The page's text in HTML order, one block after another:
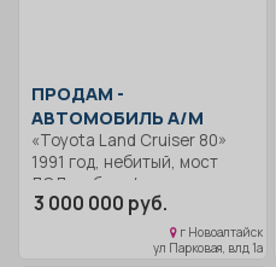
ПРОДАМ -
АВТОМОБИЛЬ А/М
«Toyota Land Cruiser 80»
1991 год, небитый, мост
ЛСД, хабы, с/с, люк,
двигатель 1 НДТ турбо, мех.
правый. У меня 16 лет, фото
3 000 000 руб.
г Новоалтайск
ул Парковая, влд 1а